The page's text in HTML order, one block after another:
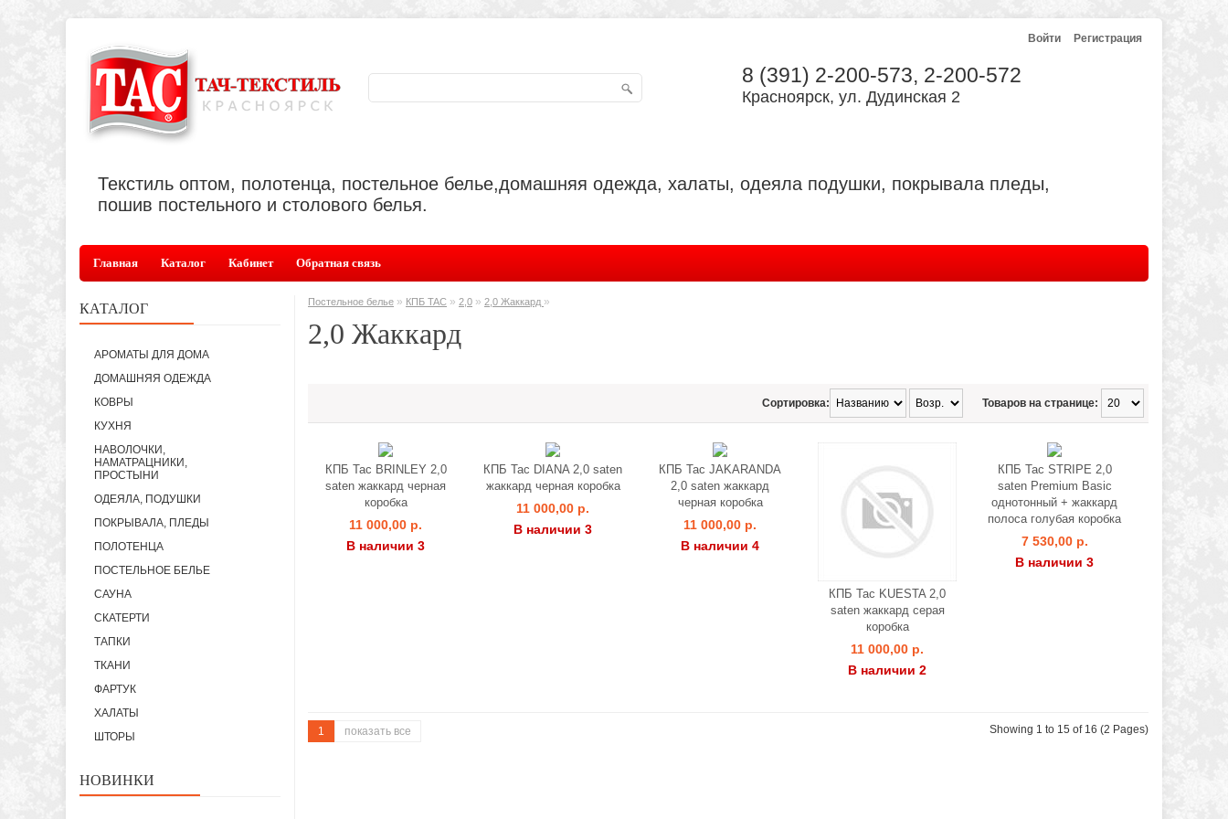
Войти Регистрация
8 (391) 2-200-573, 2-200-572
Красноярск, ул. Дудинская 2
Текстиль оптом, полотенца, постельное белье,домашняя одежда, халаты, одеяла подушки, покрывала пледы,
пошив постельного и столового белья.
Главная Каталог Кабинет Обратная связь
КАТАЛОГ
АРОМАТЫ ДЛЯ ДОМА
ДОМАШНЯЯ ОДЕЖДА
КОВРЫ
КУХНЯ
НАВОЛОЧКИ,
НАМАТРАЦНИКИ,
ПРОСТЫНИ
ОДЕЯЛА, ПОДУШКИ
ПОКРЫВАЛА, ПЛЕДЫ
ПОЛОТЕНЦА
ПОСТЕЛЬНОЕ БЕЛЬЕ
САУНА
СКАТЕРТИ
ТАПКИ
ТКАНИ
ФАРТУК
ХАЛАТЫ
ШТОРЫ
НОВИНКИ
Постельное белье » КПБ TAC » 2,0 » 2,0 Жаккард »
2,0 Жаккард
Товаров на странице:
Сортировка:
КПБ Tac BRINLEY 2,0
saten жаккард черная
коробка
11 000,00 р.
В наличии 3
КПБ Tac DIANA 2,0 saten
жаккард черная коробка
11 000,00 р.
В наличии 3
КПБ Tac JAKARANDA
2,0 saten жаккард
черная коробка
11 000,00 р.
В наличии 4
КПБ Tac KUESTA 2,0
saten жаккард серая
коробка
11 000,00 р.
В наличии 2
КПБ Tac STRIPE 2,0
saten Premium Basic
однотонный + жаккард
полоса голубая коробка
7 530,00 р.
В наличии 3
1 показать все Showing 1 to 15 of 16 (2 Pages)